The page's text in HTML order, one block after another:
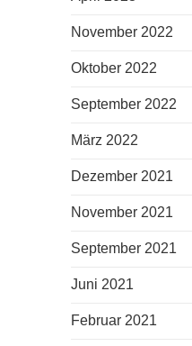
November 2022
Oktober 2022
September 2022
März 2022
Dezember 2021
November 2021
September 2021
Juni 2021
Februar 2021